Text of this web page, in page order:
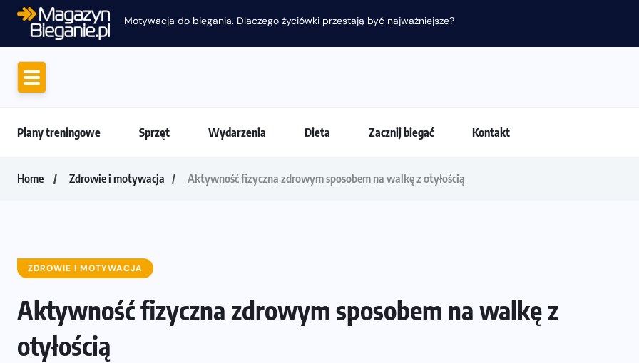
Motywacja do biegania. Dlaczego życiówki przestają być najważniejsze?
Plany treningowe Sprzęt Wydarzenia Dieta Zacznij biegać Kontakt
Home Zdrowie i motywacja Aktywność fizyczna zdrowym sposobem na walkę z otyłością
ZDROWIE I MOTYWACJA
Aktywność fizyczna zdrowym sposobem na walkę z
otyłością